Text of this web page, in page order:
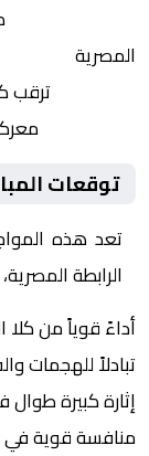
المصرية
ترقب
توقعات
تعد هذه
الرابطة
أداءً قوياً من كلا
تبادلاً للهجمات
إثارة كبيرة طوال
منافسة قوية